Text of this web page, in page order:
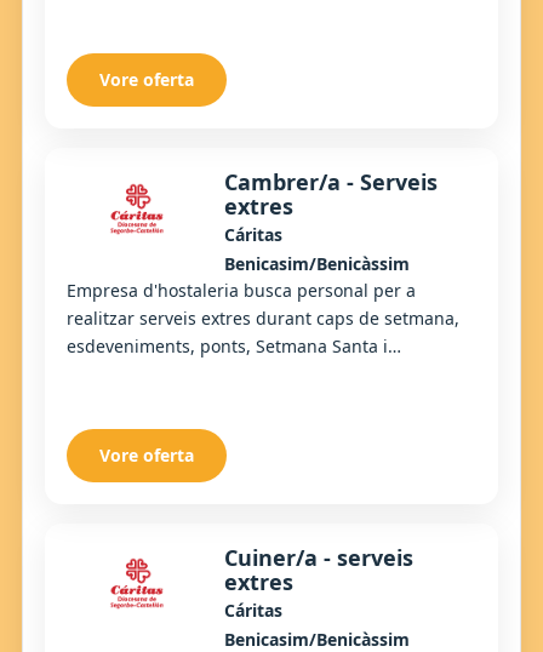
Vore oferta
Cambrer/a - Serveis
extres
Cáritas
Benicasim/Benicàssim
Empresa d'hostaleria busca personal per a
realitzar serveis extres durant caps de setmana,
esdeveniments, ponts, Setmana Santa i
Vore oferta
Cuiner/a - serveis
extres
Cáritas
Benicasim/Benicàssim